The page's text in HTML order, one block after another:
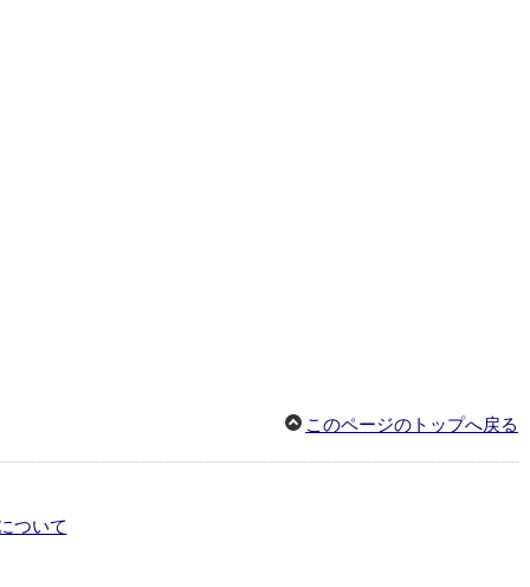
このページのトップへ戻る
ついて